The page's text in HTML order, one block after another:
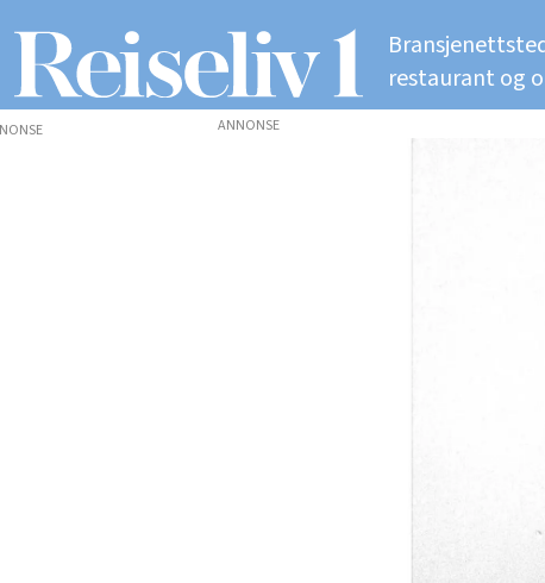
restaurant og
ANNONSE